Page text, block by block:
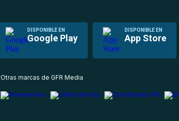
DISPONIBLE EN
Google Play
DISPONIBLE EN
App Store
Otras marcas de GFR Media